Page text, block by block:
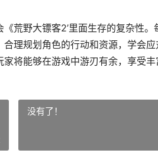
荒野大镖客2’里面生存的复杂性
理规划角色的行动和资源，学会
将能够在游戏中游刃有余，享受丰
没有了！